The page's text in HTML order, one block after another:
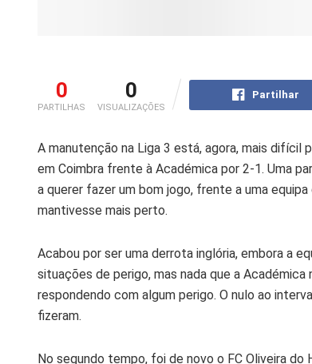
0
PARTILHAS
0
VISUALIZAÇÕES
Partilhar
A manutenção na Liga 3 está, agora, mais difícil
em Coimbra frente à Académica por 2-1. Uma
a querer fazer um bom jogo, frente a uma
mantivesse mais perto.
Acabou por ser uma derrota inglória, embora a
situações de perigo, mas nada que a
respondendo com algum perigo. O nulo ao
fizeram.
No segundo tempo, foi de novo o FC Oliveira